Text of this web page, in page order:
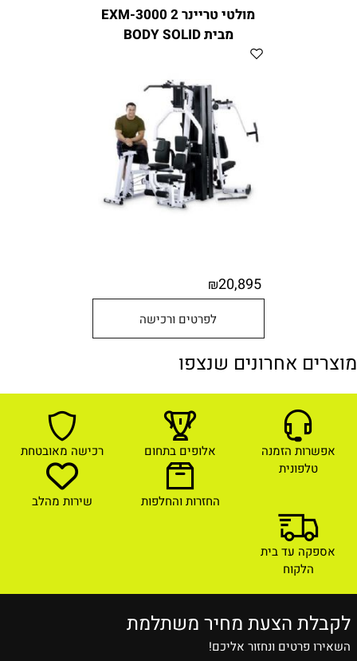
מולטי טריינר 2 EXM-3000
מבית BODY SOLID
₪20,895
לפרטים ורכישה
מוצרים אחרונים שנצפו
אפשרות הזמנה
טלפונית
אלופים בתחום רכישה מאובטחת
החזרות והחלפות שירות מהלב
אספקה עד בית
הלקוח
לקבלת הצעת מחיר משתלמת
השאירו פרטים ונחזור אליכם!